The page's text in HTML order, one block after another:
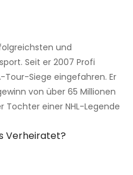
und
Seit er 2007 Profi
Tour-Siege eingefahren. Er
von über 65 Millionen
Tochter einer NHL-Legende
Verheiratet?